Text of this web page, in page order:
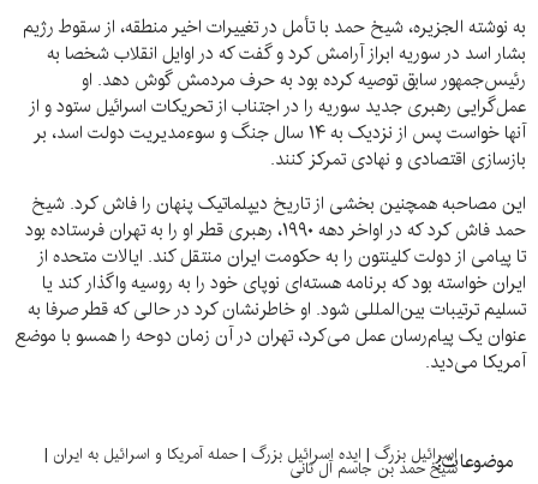
به نوشته الجزیره، شیخ حمد با تأمل در تغییرات اخیر منطقه، از سقوط رژیم
بشار اسد در سوریه ابراز آرامش کرد و گفت که در اوایل انقلاب شخصا به
رئیس‌جمهور سابق توصیه کرده بود به حرف مردمش گوش دهد. او
عمل‌گرایی رهبری جدید سوریه را در اجتناب از تحریکات اسرائیل ستود و از
آنها خواست پس از نزدیک به ۱۴ سال جنگ و سوءمدیریت دولت اسد، بر
بازسازی اقتصادی و نهادی تمرکز کنند.
این مصاحبه همچنین بخشی از تاریخ دیپلماتیک پنهان را فاش کرد. شیخ
حمد فاش کرد که در اواخر دهه ۱۹۹۰، رهبری قطر او را به تهران فرستاده بود
تا پیامی از دولت کلینتون را به حکومت ایران منتقل کند. ایالات متحده از
ایران خواسته بود که برنامه هسته‌ای نوپای خود را به روسیه واگذار کند یا
تسلیم ترتیبات بین‌المللی شود. او خاطرنشان کرد در حالی که قطر صرفا به
عنوان یک پیام‌رسان عمل می‌کرد، تهران در آن زمان دوحه را همسو با موضع
آمریکا می‌دید.
موضوعات:اسرائیل بزرگ | ایده اسرائیل بزرگ |حمله آمریکا و اسرائیل به ایران |
شیخ حمد بن جاسم آل ثانی